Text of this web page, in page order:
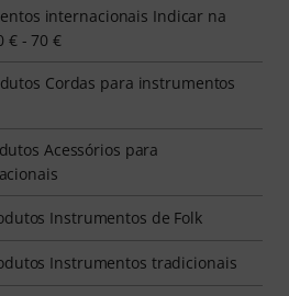
internacionais Indicar na
€ - 70 €
Cordas para instrumentos
Acessórios para
Instrumentos de Folk
Instrumentos tradicionais